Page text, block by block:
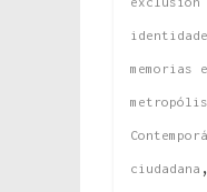
memorias
metropólis
ciudadana